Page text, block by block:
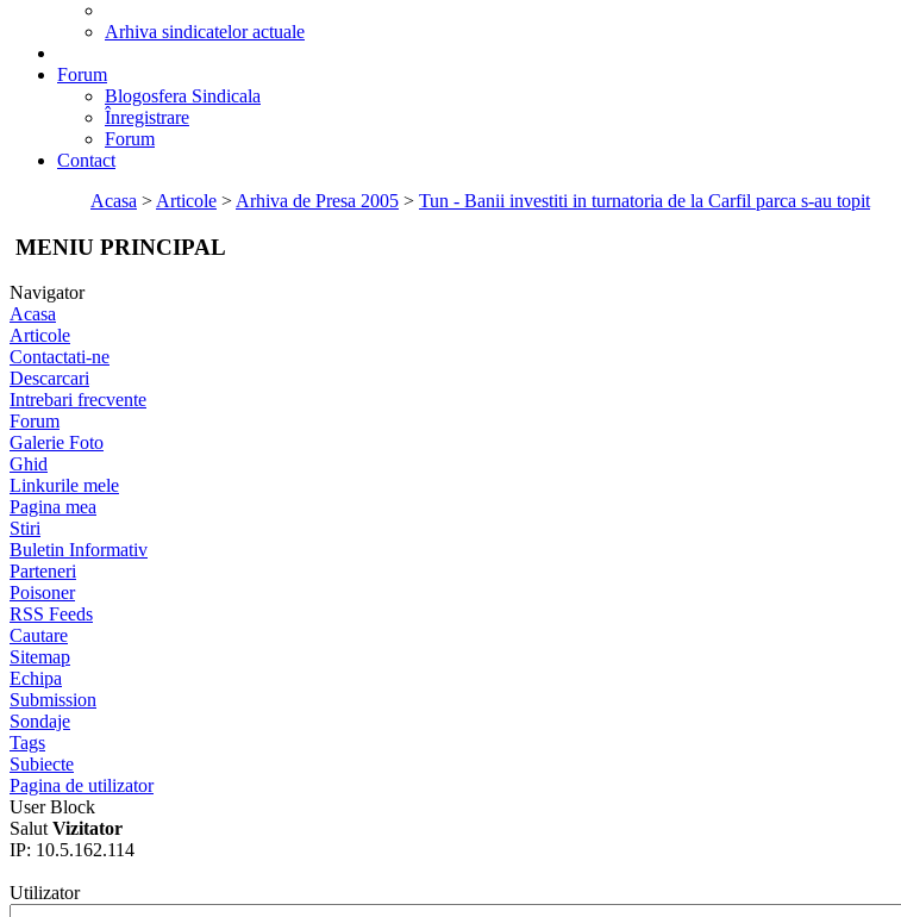
Arhiva sindicatelor actuale
Forum
Blogosfera Sindicala
Înregistrare
Forum
Contact
Acasa > Articole > Arhiva de Presa 2005 > Tun - Banii investiti in turnatoria de la Carfil parca s-au topit
MENIU PRINCIPAL
Navigator
Acasa
Articole
Contactati-ne
Descarcari
Intrebari frecvente
Forum
Galerie Foto
Ghid
Linkurile mele
Pagina mea
Stiri
Buletin Informativ
Parteneri
Poisoner
RSS Feeds
Cautare
Sitemap
Echipa
Submission
Sondaje
Tags
Subiecte
Pagina de utilizator
User Block
Salut Vizitator
IP: 10.5.162.114
Utilizator